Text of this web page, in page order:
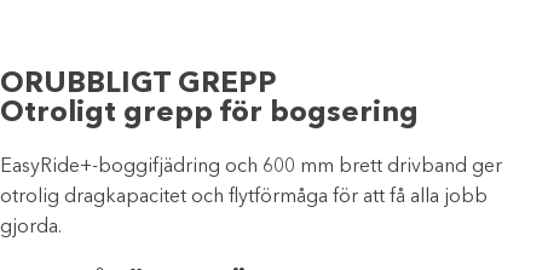
ORUBBLIGT GREPP
Otroligt grepp för bogsering
EasyRide+-boggifjädring och 600 mm brett drivband ger
otrolig dragkapacitet och flytförmåga för att få alla jobb
gjorda.